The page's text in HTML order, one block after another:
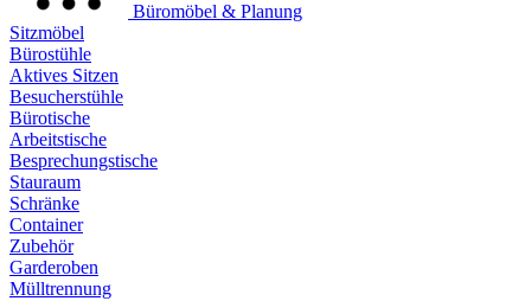
Büromöbel & Planung
Sitzmöbel
Bürostühle
Aktives Sitzen
Besucherstühle
Bürotische
Arbeitstische
Besprechungstische
Stauraum
Schränke
Container
Zubehör
Garderoben
Mülltrennung